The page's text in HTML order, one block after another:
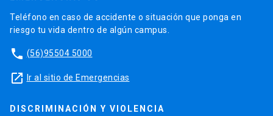
Teléfono en caso de accidente o situación que ponga en
riesgo tu vida dentro de algún campus.
phone (56)95504 5000
launch Ir al sitio de Emergencias
DISCRIMINACIÓN Y VIOLENCIA